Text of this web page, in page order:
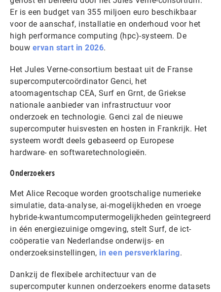
Er is een budget van 355 miljoen euro beschikbaar
voor de aanschaf, installatie en onderhoud voor het
high performance computing (hpc)-systeem. De
bouw ervan start in 2026.
Het Jules Verne-consortium bestaat uit de Franse
supercomputercoördinator Genci, het
atoomagentschap CEA, Surf en Grnt, de Griekse
nationale aanbieder van infrastructuur voor
onderzoek en technologie. Genci zal de nieuwe
supercomputer huisvesten en hosten in Frankrijk. Het
systeem wordt deels gebaseerd op Europese
hardware- en softwaretechnologieën.
Onderzoekers
Met Alice Recoque worden grootschalige numerieke
simulatie, data-analyse, ai-mogelijkheden en vroege
hybride-kwantumcomputermogelijkheden geïntegreerd
in één energiezuinige omgeving, stelt Surf, de ict-
coöperatie van Nederlandse onderwijs- en
onderzoeksinstellingen, in een persverklaring.
Dankzij de flexibele architectuur van de
supercomputer kunnen onderzoekers enorme datasets